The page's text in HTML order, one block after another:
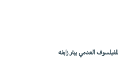
العدمي بيتر زابفه